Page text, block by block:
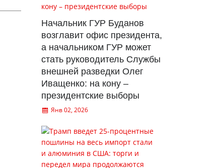
Начальник ГУР Буданов
возглавит офис президента,
а начальником ГУР может
стать руководитель Службы
внешней разведки Олег
Иващенко: на кону –
президентские выборы
Янв 02, 2026